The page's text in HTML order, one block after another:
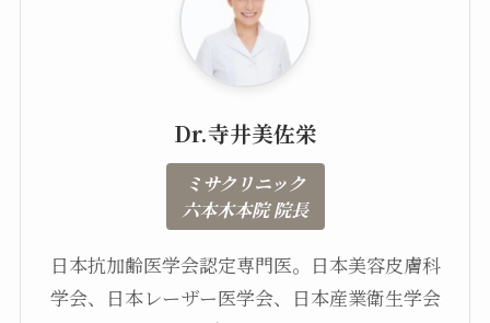
Dr.寺井美佐栄
ミサクリニック
六本木本院 院長
日本抗加齢医学会認定専門医。日本美容皮膚科
学会、日本レーザー医学会、日本産業衛生学会